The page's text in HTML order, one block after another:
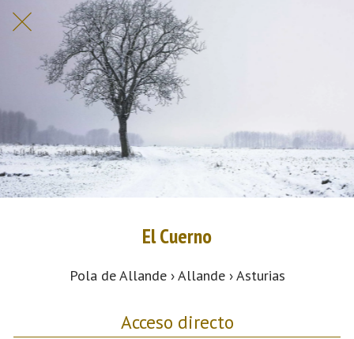
El Cuerno
Pola de Allande › Allande › Asturias
Acceso directo